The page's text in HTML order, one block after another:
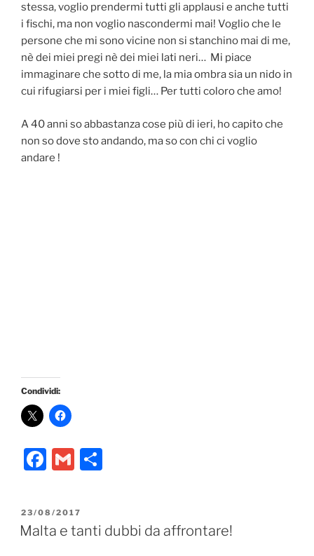
stessa, voglio prendermi tutti gli applausi e anche tutti
i fischi, ma non voglio nascondermi mai! Voglio che le
persone che mi sono vicine non si stanchino mai di me,
nè dei miei pregi nè dei miei lati neri… Mi piace
immaginare che sotto di me, la mia ombra sia un nido in
cui rifugiarsi per i miei figli… Per tutti coloro che amo!
A 40 anni so abbastanza cose più di ieri, ho capito che
non so dove sto andando, ma so con chi ci voglio
andare !
Condividi:
F
c
e
G
ai
l
di
PUBBLICATO
IL
23/08/2017
Malta e tanti dubbi da affrontare!